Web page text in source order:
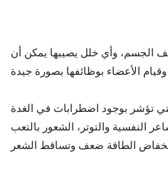
الجسم، وأي خلل يصيبها يمكن أن
تؤشر بوجود اضطرابات في الغدة
النفسية والتوتر، الشعور بالتعب